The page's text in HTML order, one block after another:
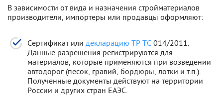
В зависимости от вида и назначения стройматериалов
производители, импортеры или продавцы оформляют:
Сертификат или декларацию ТР ТС 014/2011.
Данные разрешения регистрируются для
материалов, которые применяются при возведении
автодорог (песок, гравий, бордюры, лотки и т.п.).
Полученные документы действуют на территории
России и других стран ЕАЭС.